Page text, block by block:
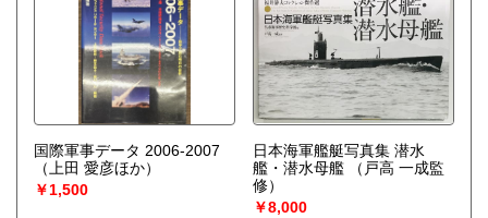
国際軍事データ 2006-2007
（上田 愛彦ほか）
￥1,500
日本海軍艦艇写真集 潜水
艦・潜水母艦
（戸高 一成監
修）
￥8,000